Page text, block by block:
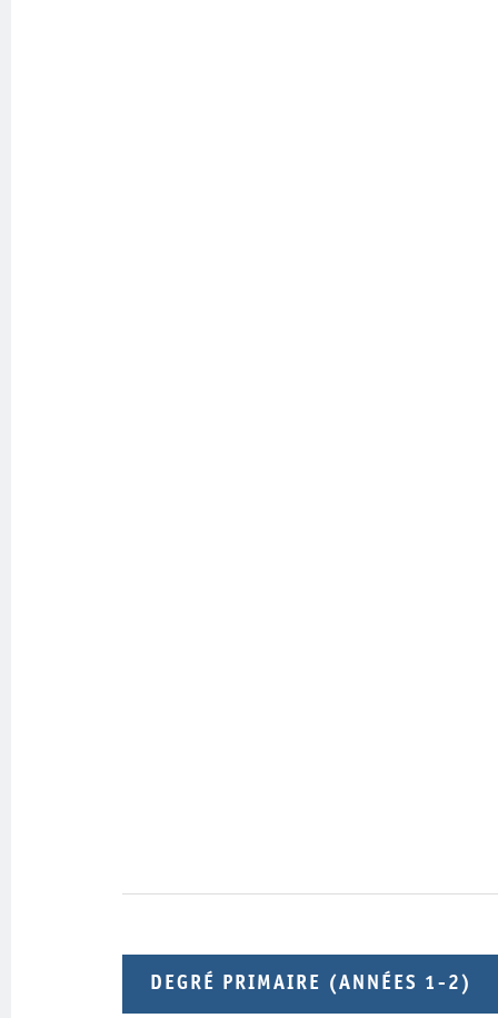
DEGRÉ PRIMAIRE (ANNÉES 1-2)